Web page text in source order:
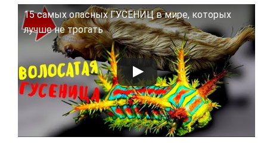
15 самых опасных ГУСЕНИЦ в мире, которых
лучше не трогать
Смотрите это видео на YouTube